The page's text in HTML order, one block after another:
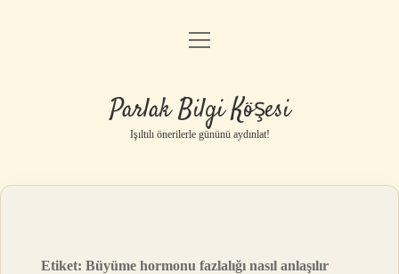
Anasayfa
Yasal Uyarı
menüyü
Parlak Bilgi Köşesi
Işıltılı önerilerle gününü aydınlat!
Etiket:Büyüme hormonu fazlalığı nasıl anlaşılır